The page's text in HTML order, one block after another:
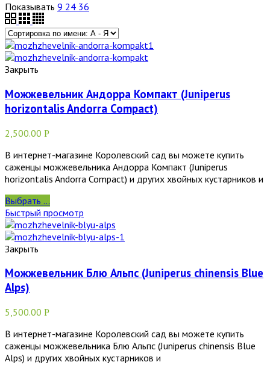
Показывать 9 24 36
Закрыть
Можжевельник Андорра Компакт (Juniperus
horizontalis Andorra Compact)
2,500.00 Р
В интернет-магазине Королевский сад вы можете купить
саженцы можжевельника Андорра Компакт (Juniperus
horizontalis Andorra Compact) и других хвойных кустарников и
Выбрать ...
Быстрый просмотр
Закрыть
Можжевельник Блю Альпс (Juniperus chinensis Blue
Alps)
5,500.00 Р
В интернет-магазине Королевский сад вы можете купить
саженцы можжевельника Блю Альпс (Juniperus chinensis Blue
Alps) и других хвойных кустарников и